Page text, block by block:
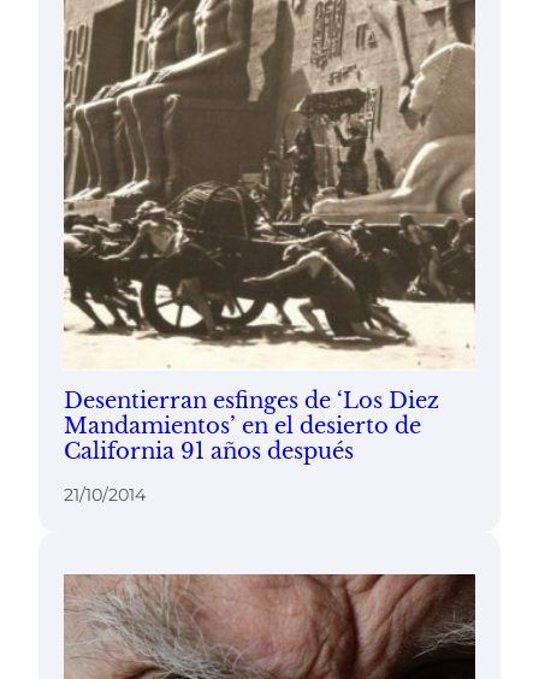
Desentierran esfinges de ‘Los Diez
Mandamientos’ en el desierto de
California 91 años después
21/10/2014